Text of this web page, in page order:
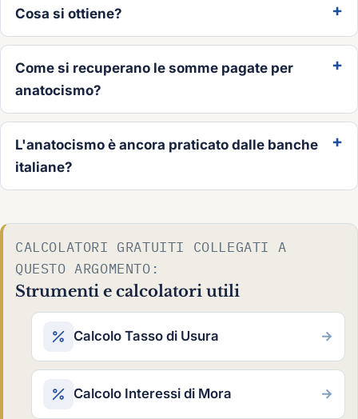
Cosa si ottiene?
Come si recuperano le somme pagate per
anatocismo?
L'anatocismo è ancora praticato dalle banche
italiane?
CALCOLATORI GRATUITI COLLEGATI A
QUESTO ARGOMENTO:
Strumenti e calcolatori utili
Calcolo Tasso di Usura →
Calcolo Interessi di Mora →